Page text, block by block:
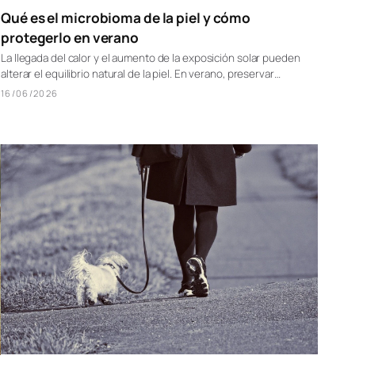
Qué es el microbioma de la piel y cómo
protegerlo en verano
La llegada del calor y el aumento de la exposición solar pueden
alterar el equilibrio natural de la piel. En verano, preservar…
16/06/2026